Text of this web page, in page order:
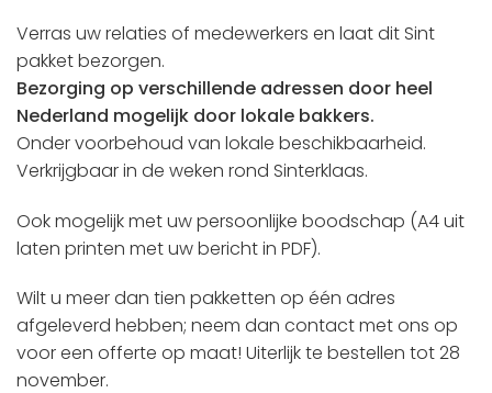
Verras uw relaties of medewerkers en laat dit Sint
pakket bezorgen.
Bezorging op verschillende adressen door heel
Nederland mogelijk door lokale bakkers.
Onder voorbehoud van lokale beschikbaarheid.
Verkrijgbaar in de weken rond Sinterklaas.
Ook mogelijk met uw persoonlijke boodschap (A4 uit
laten printen met uw bericht in PDF).
Wilt u meer dan tien pakketten op één adres
afgeleverd hebben; neem dan contact met ons op
voor een offerte op maat! Uiterlijk te bestellen tot 28
november.